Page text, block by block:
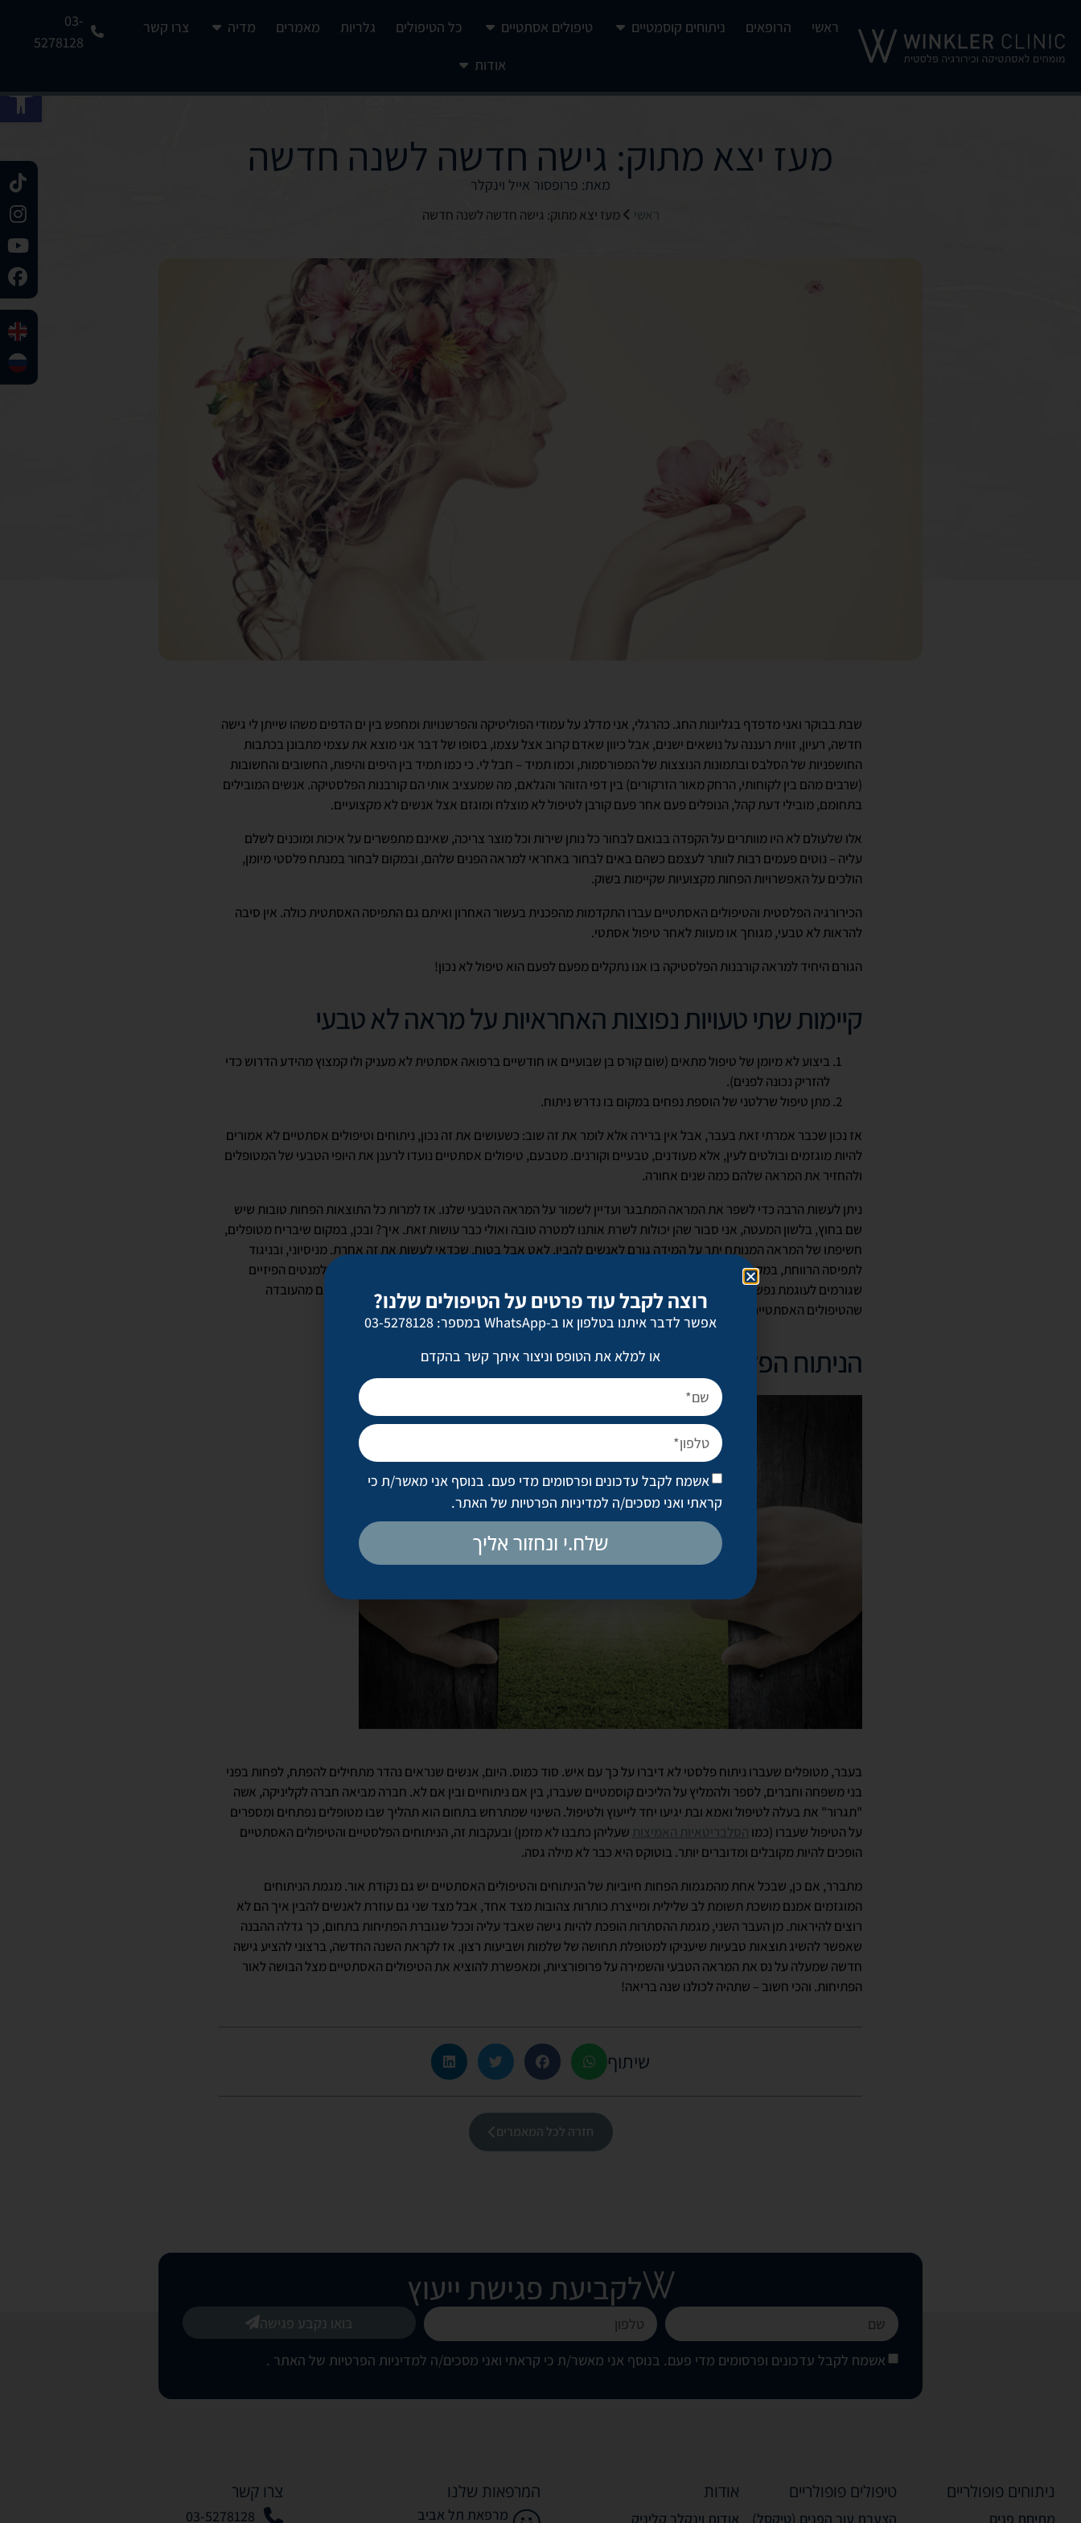
ראשי הרופאים ניתוחים קוסמטיים טיפולים אסתטיים כל הטיפולים גלריות מאמרים מדיה צרו קשר
אודות
03-
5278128
מעז יצא מתוק: גישה חדשה לשנה חדשה
מאת: פרופסור אייל וינקלר
ראשי מעז יצא מתוק: גישה חדשה לשנה חדשה
שבת בבוקר ואני מדפדף בגליונות החג. כהרגלי, אני מדלג על עמודי הפוליטיקה והפרשנויות ומחפש בין ים הדפים משהו שייתן לי גישה
חדשה, רעיון, זווית רעננה על נושאים ישנים, אבל כיוון שאדם קרוב אצל עצמו, בסופו של דבר אני מוצא את עצמי מתבונן בכתבות
החושפניות של הסלבס ובתמונות הנוצצות של המפורסמות, וכמו תמיד – חבל לי. כי כמו תמיד בין היפים והיפות, החשובים והחשובות
(שרבים מהם בין לקוחותי, הרחק מאור הזרקורים) בין דפי הזוהר והגלאם, מה שמעציב אותי הם קורבנות הפלסטיקה. אנשים המובילים
בתחומם, מובילי דעת קהל, הנופלים פעם אחר פעם קורבן לטיפול לא מוצלח ומוגזם אצל אנשים לא מקצועיים.
אלו שלעולם לא היו מוותרים על הקפדה בבואם לבחור כל נותן שירות וכל מוצר צריכה, שאינם מתפשרים על איכות ומוכנים לשלם
עליה – נוטים פעמים רבות לוותר לעצמם כשהם באים לבחור באחראי למראה הפנים שלהם, ובמקום לבחור במנתח פלסטי מיומן,
הולכים על האפשרויות הפחות מקצועיות שקיימות בשוק.
הכירורגיה הפלסטית והטיפולים האסתטיים עברו התקדמות מהפכנית בעשור האחרון ואיתם גם התפיסה האסתטית כולה. אין סיבה
להראות לא טבעי, מגוחך או מעוות לאחר טיפול אסתטי.
הגורם היחיד למראה קורבנות הפלסטיקה בו אנו נתקלים מפעם לפעם הוא טיפול לא נכון!
קיימות שתי טעויות נפוצות האחראיות על מראה לא טבעי
ביצוע לא מיומן של טיפול מתאים (שום קורס בן שבועיים או חודשיים ברפואה אסתטית לא מעניק ולו קמצוץ מהידע הדרוש כדי
להזריק נכונה לפנים).
מתן טיפול שרלטני של הוספת נפחים במקום בו נדרש ניתוח.
אז נכון שכבר אמרתי זאת בעבר, אבל אין ברירה אלא לומר את זה שוב: כשעושים את זה נכון, ניתוחים וטיפולים אסתטיים לא אמורים
להיות מוגזמים ובולטים לעין, אלא מעודנים, טבעיים וקורנים. מטבעם, טיפולים אסתטיים נועדו לרענן את היופי הטבעי של המטופלים
ולהחזיר את המראה שלהם כמה שנים אחורה.
ניתן לעשות הרבה כדי לשפר את המראה המתבגר ועדיין לשמור על המראה הטבעי שלנו. אז למרות כל התוצאות הפחות טובות שיש
שם בחוץ, בלשון המעטה, אני סבור שהן יכולות לשרת אותנו למטרה טובה ואולי כבר עושות זאת. איך? ובכן, במקום שיבריח מטופלים,
חשיפתו של המראה המנותח יתר על המידה גורם לאנשים להבין, לאט אבל בטוח, שכדאי לעשות את זה אחרת. מניסיוני, ובניגוד
לתפיסה הרווחת, במקרה הזה אפשר גם אפשר לאכול את העוגה ולהשאיר אותה שלמה: אפשר גם לשפר את האלמנטים הפיזיים
שגורמים לעוגמת נפש או לחוסר שביעות רצון וגם לשמור על מראה טבעי. בחלקו, השינוי ההדרגתי בגישה נובע גם מהעובדה
שהטיפולים האסתטיים הופכים להיות יותר מקובלים ויותר מובנים.
הניתוח הפלסטי יוצא מהארון
בעבר, מטופלים שעברו ניתוח פלסטי לא דיברו על כך עם איש. סוד כמוס. היום, אנשים שנראים נהדר מתחילים להפתח, לפחות בפני
בני משפחה וחברים, לספר ולהמליץ על הליכים קוסמטיים שעברו, בין אם ניתוחיים ובין אם לא. חברה מביאה חברה לקליניקה, אשה
"תגרור" את בעלה לטיפול ואמא ובת יגיעו יחד לייעוץ ולטיפול. השינוי שמתרחש בתחום הוא תהליך שבו מטופלים נפתחים ומספרים
על הטיפול שעברו (כמו הסלבריטאיות האמיצות שעליהן כתבנו לא מזמן) ובעקבות זה, הניתוחים הפלסטיים והטיפולים האסתטיים
הופכים להיות מקובלים ומדוברים יותר. בוטוקס היא כבר לא מילה גסה.
מתברר, אם כן, שבכל אחת מהמגמות הפחות חיוביות של הניתוחים והטיפולים האסתטיים יש גם נקודת אור. מגמת הניתוחים
המוגזמים אמנם מושכת תשומת לב שלילית ומייצרת כותרות צהובות מצד אחד, אבל מצד שני גם עוזרת לאנשים להבין איך הם לא
רוצים להיראות. מן העבר השני, מגמת ההסתרות הופכת להיות גישה שאבד עליה וככל שגוברת הפתיחות בתחום, כך גדלה ההבנה
שאפשר להשיג תוצאות טבעיות שיעניקו למטופלת תחושה של שלמות ושביעות רצון. אז לקראת השנה החדשה, ברצוני להציע גישה
חדשה שמעלה על נס את המראה הטבעי והשמירה על פרופורציות, ומאפשרת להוציא את הטיפולים האסתטיים מצל הבושה לאור
הפתיחות. והכי חשוב – שתהיה לכולנו שנה בריאה!
שיתוף
חזרה לכל המאמרים
לקביעת פגישת ייעוץ
אשמח לקבל עדכונים ופרסומים מדי פעם. בנוסף אני מאשר/ת כי קראתי ואני מסכים/ה למדיניות הפרטיות של האתר .
בואו נקבע פגישה
ניתוחים פופולריים
מתיחת פנים
טיפולים פופולריים
הצערת עור הפנים (טיקסל)
אודות
אודות וינקלר קליניק
המרפאות שלנו
מרפאת תל אביב
צרו קשר
03-5278128
רוצה לקבל עוד פרטים על הטיפולים שלנו?
אפשר לדבר איתנו בטלפון או ב-WhatsApp במספר: 03-5278128
או למלא את הטופס וניצור איתך קשר בהקדם
אשמח לקבל עדכונים ופרסומים מדי פעם. בנוסף אני מאשר/ת כי
קראתי ואני מסכים/ה למדיניות הפרטיות של האתר.
שלח.י ונחזור אליך